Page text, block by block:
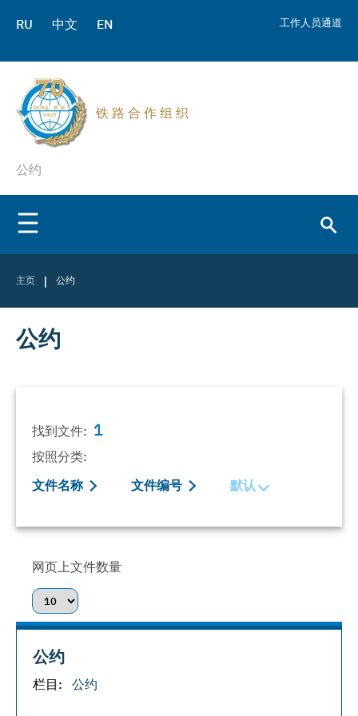
RU 中文 EN 工作人员通道
铁 路 合 作 组 织
公约
主页 | 公约
公约
找到文件: 1
按照分类:
文件名称 文件编号 默认
网页上文件数量
公约
栏目: 公约